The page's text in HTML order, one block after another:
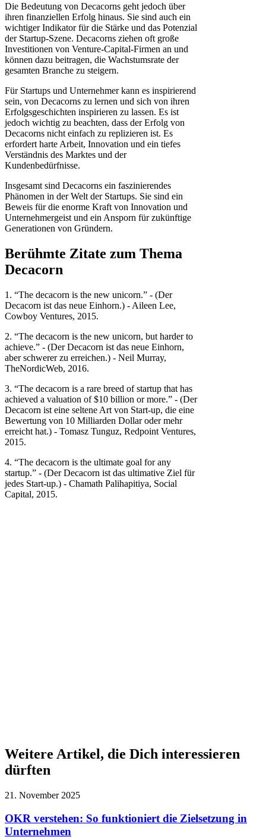
Die Bedeutung von Decacorns geht jedoch über
ihren finanziellen Erfolg hinaus. Sie sind auch ein
wichtiger Indikator für die Stärke und das Potenzial
der Startup-Szene. Decacorns ziehen oft große
Investitionen von Venture-Capital-Firmen an und
können dazu beitragen, die Wachstumsrate der
gesamten Branche zu steigern.
Für Startups und Unternehmer kann es inspirierend
sein, von Decacorns zu lernen und sich von ihren
Erfolgsgeschichten inspirieren zu lassen. Es ist
jedoch wichtig zu beachten, dass der Erfolg von
Decacorns nicht einfach zu replizieren ist. Es
erfordert harte Arbeit, Innovation und ein tiefes
Verständnis des Marktes und der
Kundenbedürfnisse.
Insgesamt sind Decacorns ein faszinierendes
Phänomen in der Welt der Startups. Sie sind ein
Beweis für die enorme Kraft von Innovation und
Unternehmergeist und ein Ansporn für zukünftige
Generationen von Gründern.
Berühmte Zitate zum Thema
Decacorn
1. “The decacorn is the new unicorn.” - (Der
Decacorn ist das neue Einhorn.) - Aileen Lee,
Cowboy Ventures, 2015.
2. “The decacorn is the new unicorn, but harder to
achieve.” - (Der Decacorn ist das neue Einhorn,
aber schwerer zu erreichen.) - Neil Murray,
TheNordicWeb, 2016.
3. “The decacorn is a rare breed of startup that has
achieved a valuation of $10 billion or more.” - (Der
Decacorn ist eine seltene Art von Start-up, die eine
Bewertung von 10 Milliarden Dollar oder mehr
erreicht hat.) - Tomasz Tunguz, Redpoint Ventures,
2015.
4. “The decacorn is the ultimate goal for any
startup.” - (Der Decacorn ist das ultimative Ziel für
jedes Start-up.) - Chamath Palihapitiya, Social
Capital, 2015.
Weitere Artikel, die Dich interessieren
dürften
21. November 2025
OKR verstehen: So funktioniert die Zielsetzung in
Unternehmen